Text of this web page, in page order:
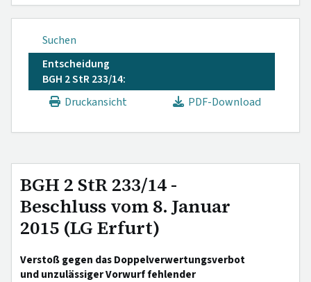
Suchen
Entscheidung
BGH 2 StR 233/14:
Druckansicht
PDF-Download
BGH 2 StR 233/14 -
Beschluss vom 8. Januar
2015 (LG Erfurt)
Verstoß gegen das Doppelverwertungsverbot
und unzulässiger Vorwurf fehlender